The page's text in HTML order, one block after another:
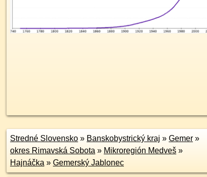
Stredné Slovensko » Banskobystrický kraj » Gemer »
okres Rimavská Sobota » Mikroregión Medveš »
Hajnáčka » Gemerský Jablonec